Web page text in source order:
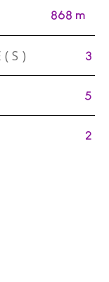
868 m²
3
5
2